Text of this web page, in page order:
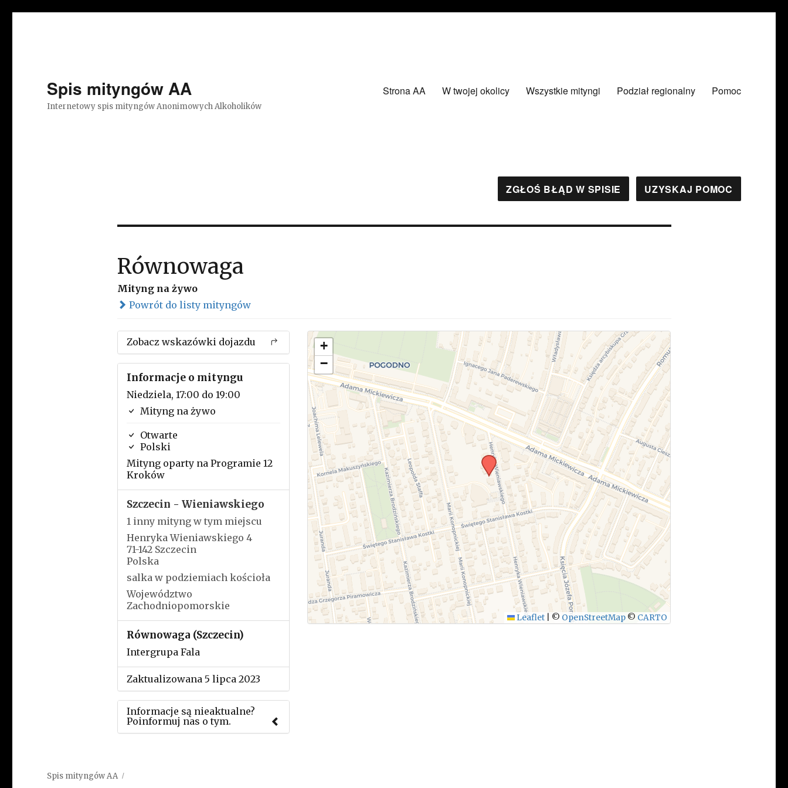
Spis mityngów AA
Internetowy spis mityngów Anonimowych Alkoholików
Strona AA W twojej okolicy Wszystkie mityngi Podział regionalny Pomoc
ZGŁOŚ BŁĄD W SPISIE UZYSKAJ POMOC
Równowaga
Mityng na żywo
Powrót do listy mityngów
Zobacz wskazówki dojazdu
Informacje o mityngu
Niedziela, 17:00 do 19:00
Mityng na żywo
Otwarte
Polski
Mityng oparty na Programie 12
Kroków
Szczecin - Wieniawskiego
1 inny mityng w tym miejscu
Henryka Wieniawskiego 4
71-142 Szczecin
Polska
salka w podziemiach kościoła
Województwo
Zachodniopomorskie
Równowaga (Szczecin)
Intergrupa Fala
Zaktualizowana 5 lipca 2023
Informacje są nieaktualne?
Poinformuj nas o tym.
+
−
Leaflet © OpenStreetMap © CARTO
Spis mityngów AA